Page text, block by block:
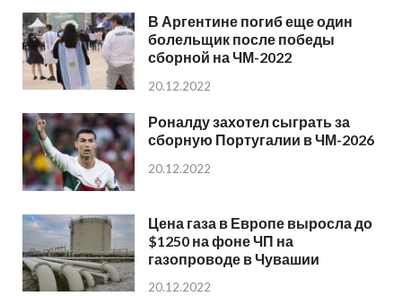
В Аргентине погиб еще один
болельщик после победы
сборной на ЧМ-2022
20.12.2022
Роналду захотел сыграть за
сборную Португалии в ЧМ-2026
20.12.2022
Цена газа в Европе выросла до
$1250 на фоне ЧП на
газопроводе в Чувашии
20.12.2022